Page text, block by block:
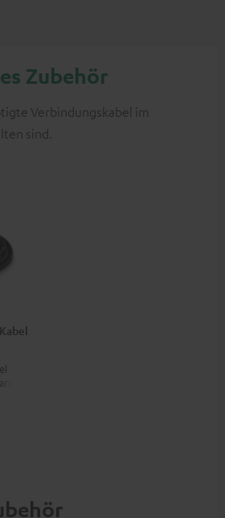
Zubehör
Verbindungskabel im
sind.